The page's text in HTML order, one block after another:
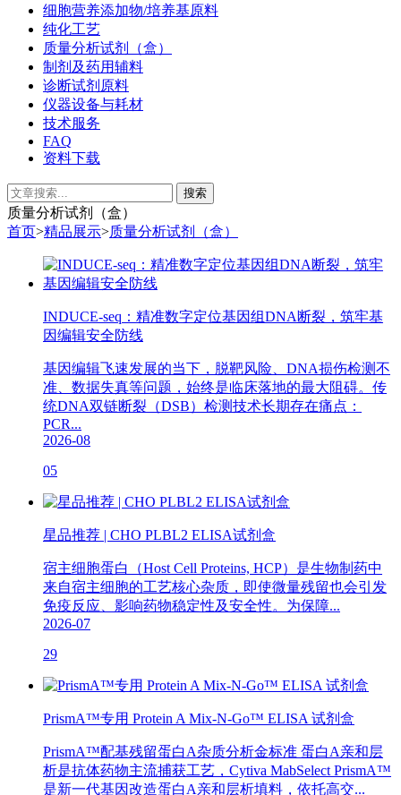
细胞营养添加物/培养基原料
纯化工艺
质量分析试剂（盒）
制剂及药用辅料
诊断试剂原料
仪器设备与耗材
技术服务
FAQ
资料下载
质量分析试剂（盒）
首页>精品展示>质量分析试剂（盒）
INDUCE-seq：精准数字定位基因组DNA断裂，筑牢基
因编辑安全防线
基因编辑飞速发展的当下，脱靶风险、DNA损伤检测不
准、数据失真等问题，始终是临床落地的最大阻碍。传
统DNA双链断裂（DSB）检测技术长期存在痛点：
PCR...
2026-08
05
星品推荐 | CHO PLBL2 ELISA试剂盒
宿主细胞蛋白（Host Cell Proteins, HCP）是生物制药中
来自宿主细胞的工艺核心杂质，即使微量残留也会引发
免疫反应、影响药物稳定性及安全性。为保障...
2026-07
29
PrismA™专用 Protein A Mix-N-Go™ ELISA 试剂盒
PrismA™配基残留蛋白A杂质分析金标准 蛋白A亲和层
析是抗体药物主流捕获工艺，Cytiva MabSelect PrismA™
是新一代基因改造蛋白A亲和层析填料，依托高交...